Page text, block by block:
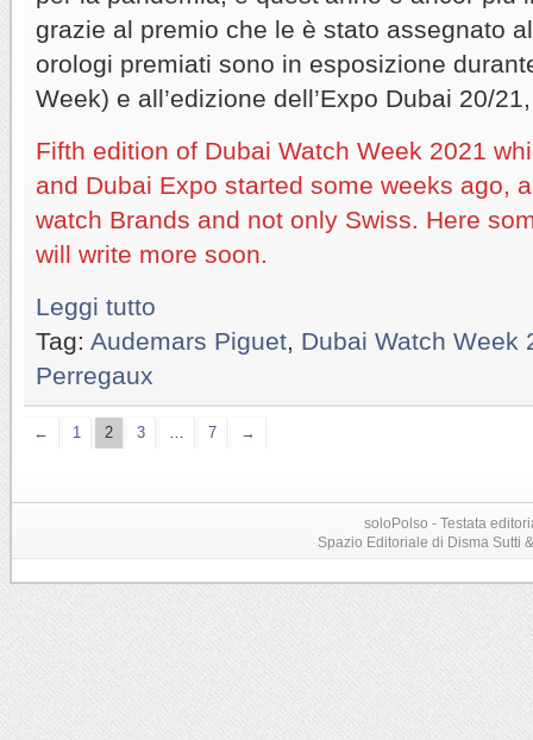
grazie al premio che le è stato assegnato
orologi premiati sono in esposizione
Week) e all’edizione dell’Expo Dubai 20/
Fifth edition of Dubai Watch Week 2021
and Dubai Expo started some weeks ago,
watch Brands and not only Swiss. Here
will write more soon.
Leggi tutto
Tag: Audemars Piguet Dubai Watch Week
Perregaux
← 1 2 3 7 →
soloPolso - Testata
Spazio Editoriale di Disma Sutti